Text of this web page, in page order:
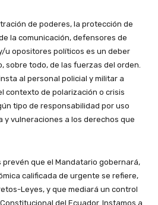
de poderes, la protección de
la comunicación, defensores de
u opositores políticos es un deber
sobre todo, de las fuerzas del orden.
insta al personal policial y militar a
contexto de polarización o crisis
tipo de responsabilidad por uso
y vulneraciones a los derechos que
prevén que el Mandatario gobernará,
calificada de urgente se refiere,
Leyes, y que mediará un control
del Ecuador. Instamos a